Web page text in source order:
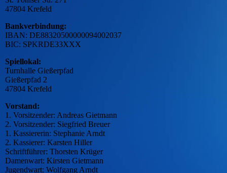
47804 Krefeld
Bankverbindung:
IBAN: DE88320500000094002037
BIC: SPKRDE33XXX
Spiellokal:
Turnhalle Gießerpfad
Gießerpfad 2
47804 Krefeld
Vorstand:
1. Vorsitzender: Andreas Gietmann
2. Vorsitzender: Siegfried Breuer
1. Kassiererin: Stephanie Arndt
2. Kassierer: Karsten Hiller
Schriftführer: Thorsten Krüger
Damenwart: Kirsten Gietmann
Jugendwart: Wolfgang Arndt